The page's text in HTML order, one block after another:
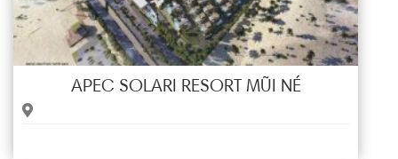
APEC SOLARI RESORT MŨI NÉ